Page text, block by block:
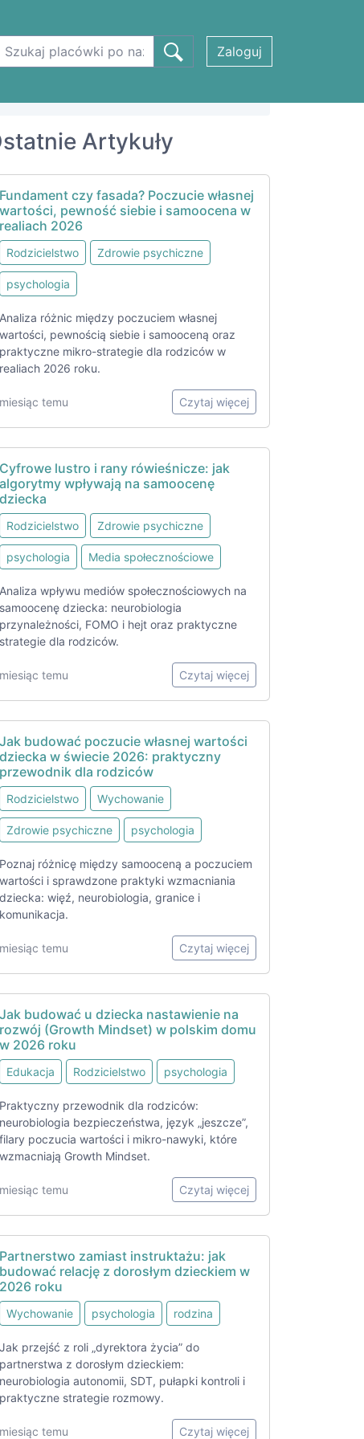
Zaloguj
Artykuły
Fundament czy fasada? Poczucie własnej
wartości, pewność siebie i samoocena w
realiach 2026
Rodzicielstwo Zdrowie psychiczne
psychologia
Analiza różnic między poczuciem własnej
wartości, pewnością siebie i samooceną oraz
praktyczne mikro-strategie dla rodziców w
realiach 2026 roku.
miesiąc temu Czytaj więcej
Cyfrowe lustro i rany rówieśnicze: jak
algorytmy wpływają na samoocenę
dziecka
Rodzicielstwo Zdrowie psychiczne
psychologia Media społecznościowe
Analiza wpływu mediów społecznościowych na
samoocenę dziecka: neurobiologia
przynależności, FOMO i hejt oraz praktyczne
strategie dla rodziców.
miesiąc temu Czytaj więcej
Jak budować poczucie własnej wartości
dziecka w świecie 2026: praktyczny
przewodnik dla rodziców
Rodzicielstwo Wychowanie
Zdrowie psychiczne psychologia
Poznaj różnicę między samooceną a poczuciem
wartości i sprawdzone praktyki wzmacniania
dziecka: więź, neurobiologia, granice i
komunikacja.
miesiąc temu Czytaj więcej
Jak budować u dziecka nastawienie na
rozwój (Growth Mindset) w polskim domu
w 2026 roku
Edukacja Rodzicielstwo psychologia
Praktyczny przewodnik dla rodziców:
neurobiologia bezpieczeństwa, język „jeszcze”,
filary poczucia wartości i mikro-nawyki, które
wzmacniają Growth Mindset.
miesiąc temu Czytaj więcej
Partnerstwo zamiast instruktażu: jak
budować relację z dorosłym dzieckiem w
2026 roku
Wychowanie psychologia rodzina
Jak przejść z roli „dyrektora życia” do
partnerstwa z dorosłym dzieckiem:
neurobiologia autonomii, SDT, pułapki kontroli i
praktyczne strategie rozmowy.
miesiąc temu Czytaj więcej